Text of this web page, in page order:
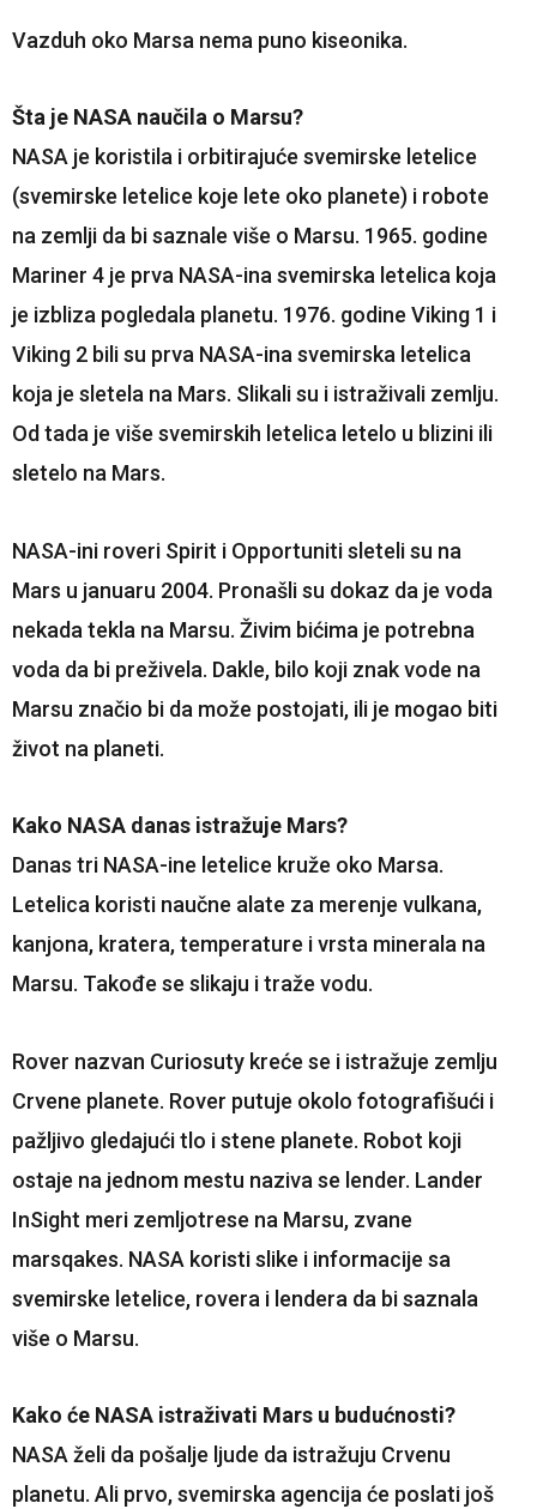
Vazduh oko Marsa nema puno kiseonika.
Šta je NASA naučila o Marsu?
NASA je koristila i orbitirajuće svemirske letelice
(svemirske letelice koje lete oko planete) i robote
na zemlji da bi saznale više o Marsu. 1965. godine
Mariner 4 je prva NASA-ina svemirska letelica koja
je izbliza pogledala planetu. 1976. godine Viking 1 i
Viking 2 bili su prva NASA-ina svemirska letelica
koja je sletela na Mars. Slikali su i istraživali zemlju.
Od tada je više svemirskih letelica letelo u blizini ili
sletelo na Mars.
NASA-ini roveri Spirit i Opportuniti sleteli su na
Mars u januaru 2004. Pronašli su dokaz da je voda
nekada tekla na Marsu. Živim bićima je potrebna
voda da bi preživela. Dakle, bilo koji znak vode na
Marsu značio bi da može postojati, ili je mogao biti
život na planeti.
Kako NASA danas istražuje Mars?
Danas tri NASA-ine letelice kruže oko Marsa.
Letelica koristi naučne alate za merenje vulkana,
kanjona, kratera, temperature i vrsta minerala na
Marsu. Takođe se slikaju i traže vodu.
Rover nazvan Curiosuty kreće se i istražuje zemlju
Crvene planete. Rover putuje okolo fotografišući i
pažljivo gledajući tlo i stene planete. Robot koji
ostaje na jednom mestu naziva se lender. Lander
InSight meri zemljotrese na Marsu, zvane
marsqakes. NASA koristi slike i informacije sa
svemirske letelice, rovera i lendera da bi saznala
više o Marsu.
Kako će NASA istraživati Mars u budućnosti?
NASA želi da pošalje ljude da istražuju Crvenu
planetu. Ali prvo, svemirska agencija će poslati još